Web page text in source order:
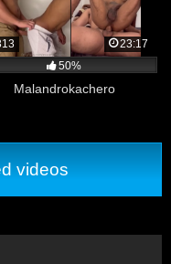
23:17
50%
Malandrokachero
videos